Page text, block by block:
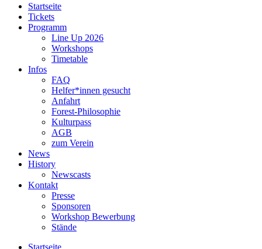
Startseite
Tickets
Programm
Line Up 2026
Workshops
Timetable
Infos
FAQ
Helfer*innen gesucht
Anfahrt
Forest-Philosophie
Kulturpass
AGB
zum Verein
News
History
Newscasts
Kontakt
Presse
Sponsoren
Workshop Bewerbung
Stände
Startseite